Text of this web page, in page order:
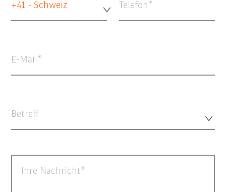
+41 - Schweiz Telefon
E-Mail
Betreff
Ihre Nachricht